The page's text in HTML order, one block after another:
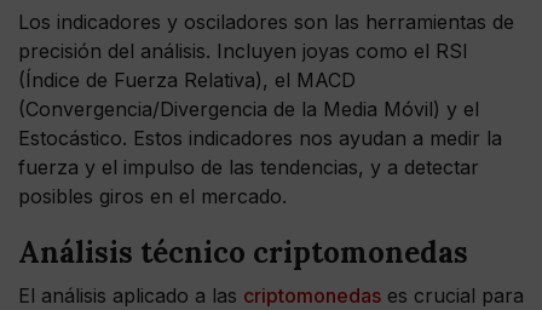
Los indicadores y osciladores son las herramientas de
precisión del análisis. Incluyen joyas como el RSI
(Índice de Fuerza Relativa), el MACD
(Convergencia/Divergencia de la Media Móvil) y el
Estocástico. Estos indicadores nos ayudan a medir la
fuerza y el impulso de las tendencias, y a detectar
posibles giros en el mercado.
Análisis técnico criptomonedas
El análisis aplicado a las criptomonedas es crucial para